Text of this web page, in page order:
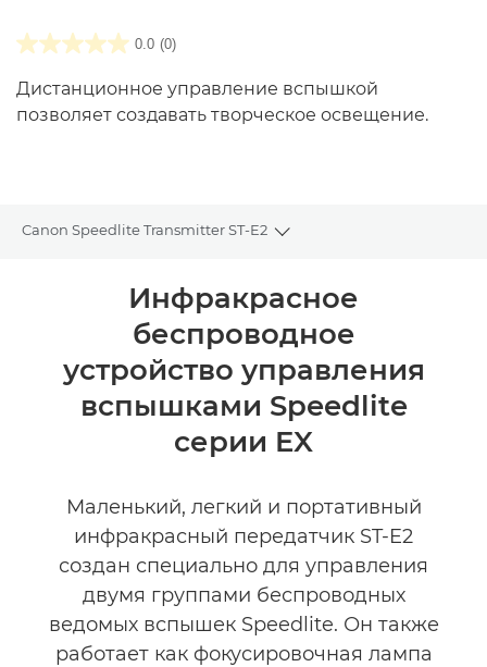
0.0 (0)
Дистанционное управление вспышкой
позволяет создавать творческое освещение.
Canon Speedlite Transmitter ST-E2
Toggle breadcrumbs
Общая информация
Технические характеристики
Инфракрасное
беспроводное
устройство управления
вспышками Speedlite
серии EX
Маленький, легкий и портативный
инфракрасный передатчик ST-E2
создан специально для управления
двумя группами беспроводных
ведомых вспышек Speedlite. Он также
работает как фокусировочная лампа